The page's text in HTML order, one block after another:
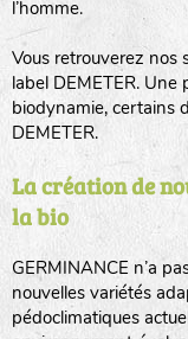
l’homme.
Vous retrouverez nos
label DEMETER.
biodynamie, certains
DEMETER.
La création de
la bio
GERMINANCE n’a
nouvelles variétés
pédoclimatiques
: Engrais vert
L: Légumes
A: Aromatiques
BEL : Code de la
20 : Année de récolte
BPA : Initiales du
semence.
1 : Numéro d’ordre du
A : Sans calibre.